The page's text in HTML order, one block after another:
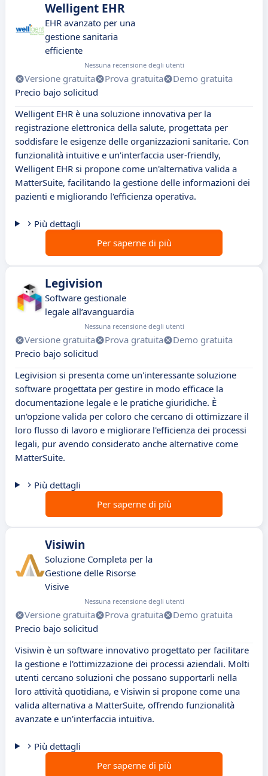
Welligent EHR
EHR avanzato per una
gestione sanitaria
efficiente
Nessuna recensione degli utenti
Versione gratuita Prova gratuita
Demo gratuita
Precio bajo solicitud
Welligent EHR è una soluzione innovativa per la
registrazione elettronica della salute, progettata per
soddisfare le esigenze delle organizzazioni sanitarie. Con
funzionalità intuitive e un'interfaccia user-friendly,
Welligent EHR si propone come un'alternativa valida a
MatterSuite, facilitando la gestione delle informazioni dei
pazienti e migliorando l'efficienza operativa.
Più dettagli
Per saperne di più
Legivision
Software gestionale
legale all’avanguardia
Nessuna recensione degli utenti
Versione gratuita Prova gratuita
Demo gratuita
Precio bajo solicitud
Legivision si presenta come un'interessante soluzione
software progettata per gestire in modo efficace la
documentazione legale e le pratiche giuridiche. È
un'opzione valida per coloro che cercano di ottimizzare il
loro flusso di lavoro e migliorare l'efficienza dei processi
legali, pur avendo considerato anche alternative come
MatterSuite.
Più dettagli
Per saperne di più
Visiwin
Soluzione Completa per la
Gestione delle Risorse
Visive
Nessuna recensione degli utenti
Versione gratuita Prova gratuita
Demo gratuita
Precio bajo solicitud
Visiwin è un software innovativo progettato per facilitare
la gestione e l'ottimizzazione dei processi aziendali. Molti
utenti cercano soluzioni che possano supportarli nella
loro attività quotidiana, e Visiwin si propone come una
valida alternativa a MatterSuite, offrendo funzionalità
avanzate e un'interfaccia intuitiva.
Più dettagli
Per saperne di più